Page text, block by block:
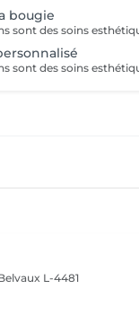
bougie
L-4481